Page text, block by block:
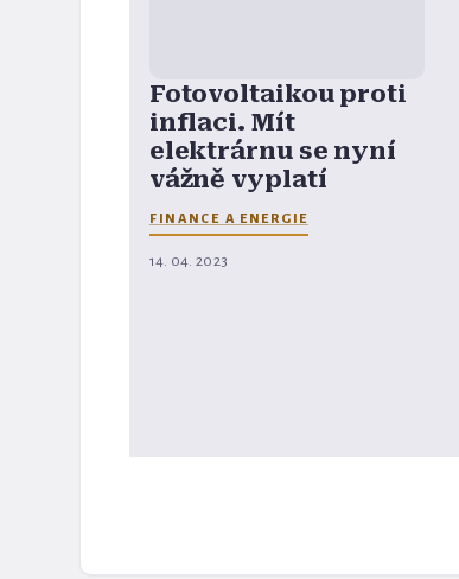
Fotovoltaikou proti
inflaci. Mít
elektrárnu se nyní
vážně vyplatí
FINANCE A ENERGIE
14. 04. 2023